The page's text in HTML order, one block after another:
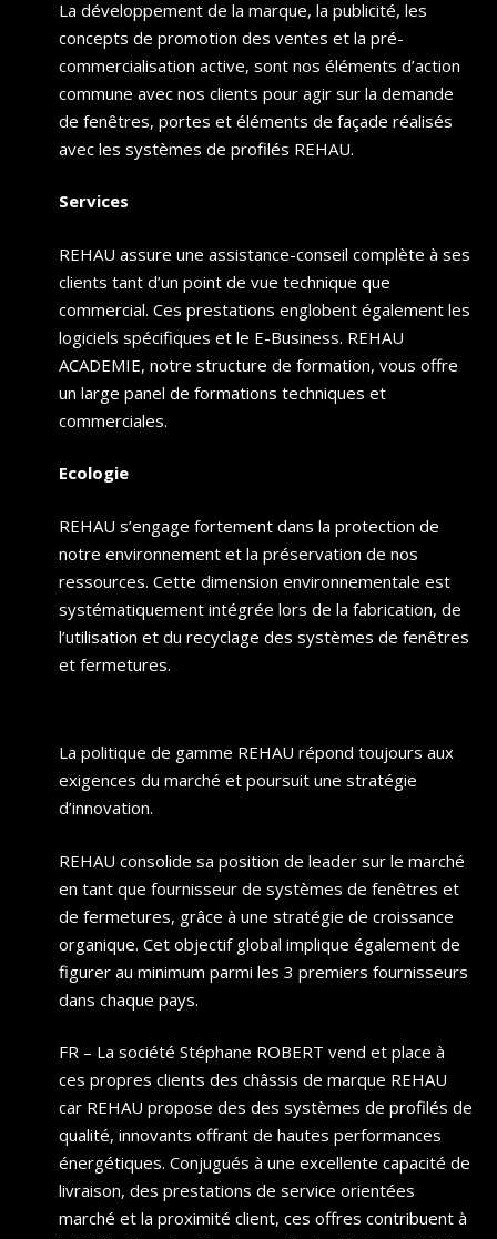
La développement de la marque, la publicité, les
concepts de promotion des ventes et la pré-
commercialisation active, sont nos éléments d’action
commune avec nos clients pour agir sur la demande
de fenêtres, portes et éléments de façade réalisés
avec les systèmes de profilés REHAU.
Services
REHAU assure une assistance-conseil complète à ses
clients tant d’un point de vue technique que
commercial. Ces prestations englobent également les
logiciels spécifiques et le E-Business. REHAU
ACADEMIE, notre structure de formation, vous offre
un large panel de formations techniques et
commerciales.
Ecologie
REHAU s’engage fortement dans la protection de
notre environnement et la préservation de nos
ressources. Cette dimension environnementale est
systématiquement intégrée lors de la fabrication, de
l’utilisation et du recyclage des systèmes de fenêtres
et fermetures.
La politique de gamme REHAU répond toujours aux
exigences du marché et poursuit une stratégie
d’innovation.
REHAU consolide sa position de leader sur le marché
en tant que fournisseur de systèmes de fenêtres et
de fermetures, grâce à une stratégie de croissance
organique. Cet objectif global implique également de
figurer au minimum parmi les 3 premiers fournisseurs
dans chaque pays.
FR – La société Stéphane ROBERT vend et place à
ces propres clients des châssis de marque REHAU
car REHAU propose des des systèmes de profilés de
qualité, innovants offrant de hautes performances
énergétiques. Conjugués à une excellente capacité de
livraison, des prestations de service orientées
marché et la proximité client, ces offres contribuent à